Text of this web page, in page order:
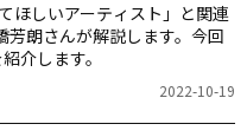
しいアーティスト」と関連
朗さんが解説します。今回
介します。
2022-10-19